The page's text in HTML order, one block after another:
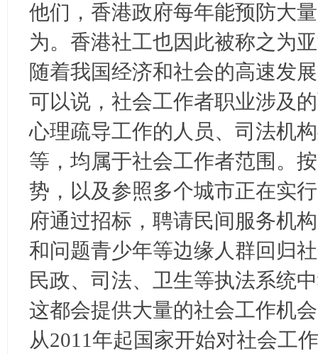
他们，香港政府每年能预防大
为。香港社工也因此被称之为
随着我国经济和社会的高速发
可以说，社会工作者职业涉及
心理疏导工作的人员、司法机
等，均属于社会工作者范围。
势，以及参照多个城市正在实
府通过招标，聘请民间服务机
和问题青少年等边缘人群回归
民政、司法、卫生等执法系统
这都会提供大量的社会工作机
从2011年起国家开始对社会工